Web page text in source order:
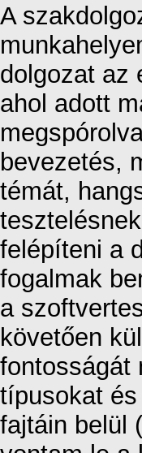
A
dolgozat az
ahol adott
bevezetés,
témát,
felépíteni a
fogalmak
a
követően
fontosságát
típusokat
fajtáin belül